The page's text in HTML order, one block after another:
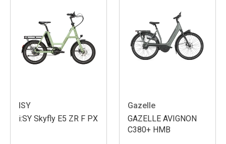
ISY
i:SY Skyfly E5 ZR F PX
Gazelle
GAZELLE AVIGNON
C380+ HMB